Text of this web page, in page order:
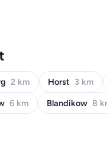
2 km Horst 3 km
6 km Blandikow 8